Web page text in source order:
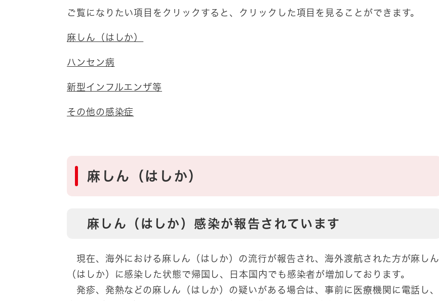
とじる
ご覧になりたい項目をクリックすると、クリックした項目を見ることができます。
麻しん（はしか）
ハンセン病
新型インフルエンザ等
その他の感染症
麻しん（はしか）
麻しん（はしか）感染が報告されています
現在、海外における麻しん（はしか）の流行が報告され、海外渡航された方が麻しん
（はしか）に感染した状態で帰国し、日本国内でも感染者が増加しております。
発疹、発熱などの麻しん（はしか）の疑いがある場合は、事前に医療機関に電話し、